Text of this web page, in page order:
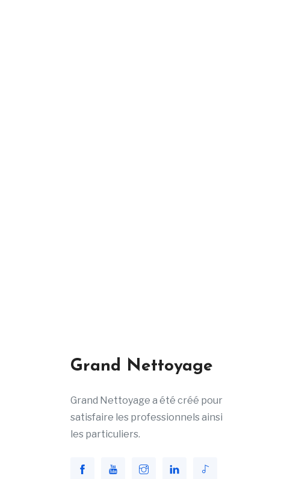
Grand Nettoyage
Grand Nettoyage a été créé pour
satisfaire les professionnels ainsi
les particuliers.